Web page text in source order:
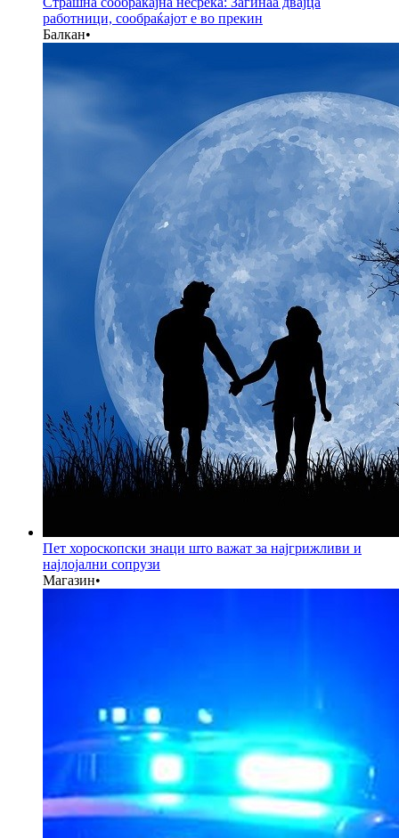
работници, сообраќајот е во прекин
Балкан•
Пет хороскопски знаци што важат за најгрижливи и
најлојални сопрузи
Магазин•